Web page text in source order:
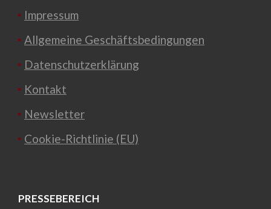
Impressum
Allgemeine Geschäftsbedingungen
Datenschutzerklärung
Kontakt
Newsletter
Cookie-Richtlinie (EU)
PRESSEBEREICH